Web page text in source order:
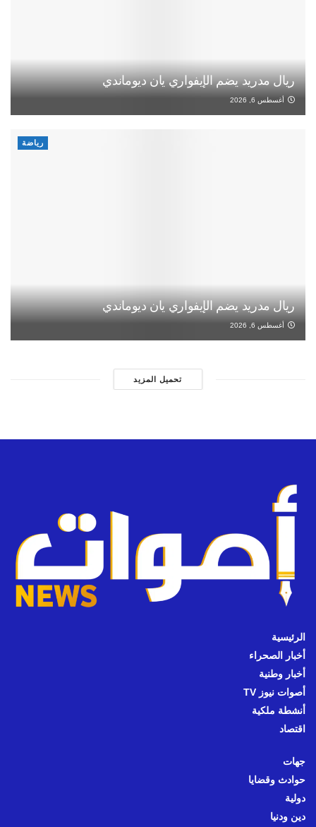
ريال مدريد يضم الإيفواري يان ديوماندي
أغسطس 6, 2026
رياضة
ريال مدريد يضم الإيفواري يان ديوماندي
أغسطس 6, 2026
تحميل المزيد
الرئيسية
أخبار الصحراء
أخبار وطنية
أصوات نيوز TV
أنشطة ملكية
اقتصاد
جهات
حوادث وقضايا
دولية
دين ودنيا